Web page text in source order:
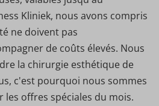
Kliniek, nous avons compris
ne doivent pas
de coûts élevés. Nous
la chirurgie esthétique de
c'est pourquoi nous sommes
les offres spéciales du mois.